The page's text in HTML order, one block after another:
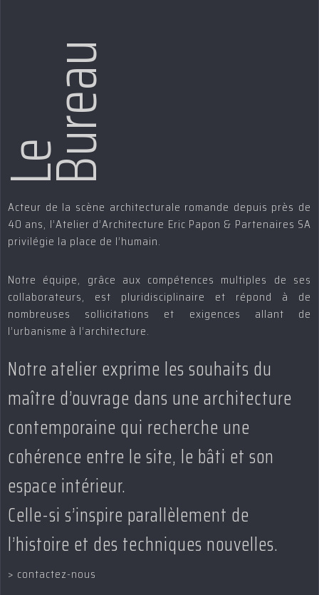
Bureau
Acteur de la scène architecturale romande depuis près de
40 ans, l’Atelier d’Architecture Eric Papon & Partenaires SA
privilégie la place de l’humain.
Notre équipe, grâce aux compétences multiples de ses
collaborateurs, est pluridisciplinaire et répond à de
nombreuses sollicitations et exigences allant de
l’urbanisme à l’architecture.
Notre atelier exprime les souhaits du
maître d’ouvrage dans une architecture
contemporaine qui recherche une
cohérence entre le site, le bâti et son
espace intérieur.
Celle-si s’inspire parallèlement de
l’histoire et des techniques nouvelles.
> contactez-nous